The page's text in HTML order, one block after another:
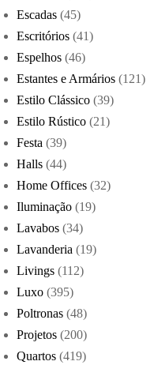
Escadas (45)
Escritórios (41)
Espelhos (46)
Estantes e Armários (121)
Estilo Clássico (39)
Estilo Rústico (21)
Festa (39)
Halls (44)
Home Offices (32)
Iluminação (19)
Lavabos (34)
Lavanderia (19)
Livings (112)
Luxo (395)
Poltronas (48)
Projetos (200)
Quartos (419)